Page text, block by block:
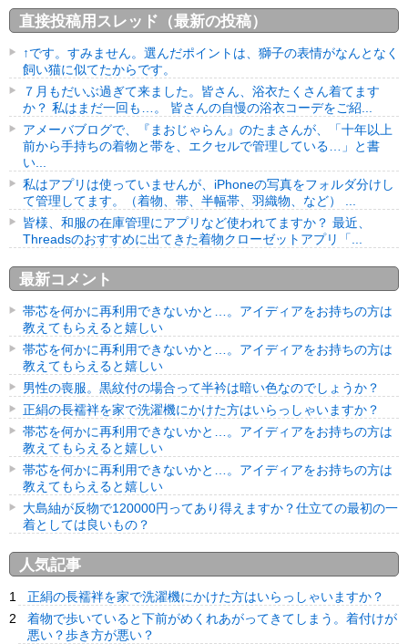
直接投稿用スレッド（最新の投稿）
↑です。すみません。選んだポイントは、獅子の表情がなんとなく
飼い猫に似てたからです。
７月もだいぶ過ぎて来ました。皆さん、浴衣たくさん着てます
か？ 私はまだ一回も…。 皆さんの自慢の浴衣コーデをご紹...
アメーバブログで、『まおじゃらん』のたまさんが、「十年以上
前から手持ちの着物と帯を、エクセルで管理している…」と書
い...
私はアプリは使っていませんが、iPhoneの写真をフォルダ分けし
て管理してます。（着物、帯、半幅帯、羽織物、など） ...
皆様、和服の在庫管理にアプリなど使われてますか？ 最近、
Threadsのおすすめに出てきた着物クローゼットアプリ「...
最新コメント
帯芯を何かに再利用できないかと…。アイディアをお持ちの方は
教えてもらえると嬉しい
帯芯を何かに再利用できないかと…。アイディアをお持ちの方は
教えてもらえると嬉しい
男性の喪服。黒紋付の場合って半衿は暗い色なのでしょうか？
正絹の長襦袢を家で洗濯機にかけた方はいらっしゃいますか？
帯芯を何かに再利用できないかと…。アイディアをお持ちの方は
教えてもらえると嬉しい
帯芯を何かに再利用できないかと…。アイディアをお持ちの方は
教えてもらえると嬉しい
大島紬が反物で120000円ってあり得えますか？仕立ての最初の一
着としては良いもの？
人気記事
正絹の長襦袢を家で洗濯機にかけた方はいらっしゃいますか？
着物で歩いていると下前がめくれあがってきてしまう。着付けが
悪い？歩き方が悪い？